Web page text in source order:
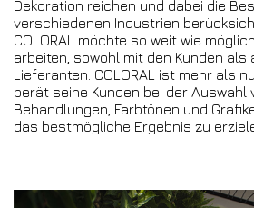
Dekoration reichen und dabei die
verschiedenen Industrien
COLORAL möchte so weit wie
arbeiten, sowohl mit den Kunden als
Lieferanten. COLORAL ist mehr als
berät seine Kunden bei der Auswahl
Behandlungen, Farbtönen und
das bestmögliche Ergebnis zu